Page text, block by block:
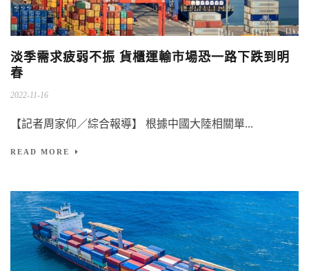
淡季需求疲弱不振 貨櫃運輸市場恐一路下跌到明
春
2022-11-16
【記者周家仰／綜合報導】 根據中國大陸相關單...
READ MORE